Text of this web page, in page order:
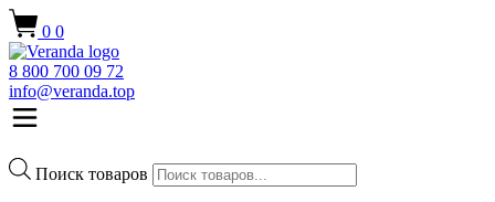
0 0
8 800 700 09 72
info@veranda.top
Поиск товаров